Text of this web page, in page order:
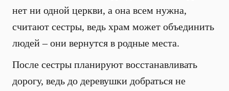
нет ни одной церкви, а она всем нужна,
считают сестры, ведь храм может объединить
людей – они вернутся в родные места.
После сестры планируют восстанавливать
дорогу, ведь до деревушки добраться не